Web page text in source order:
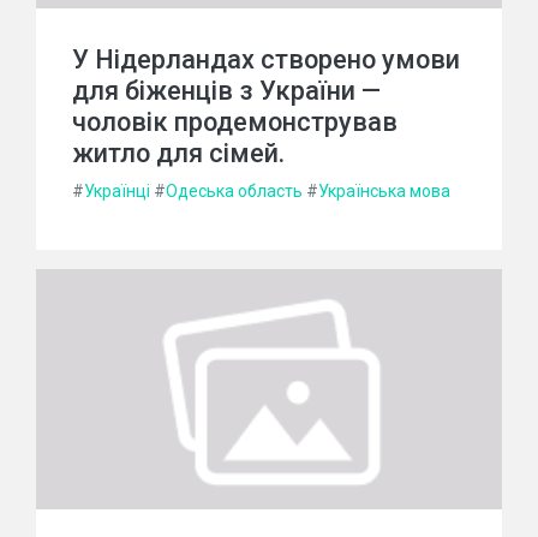
У Нідерландах створено умови
для біженців з України —
чоловік продемонстрував
житло для сімей.
#Українці #Одеська область #Українська мова